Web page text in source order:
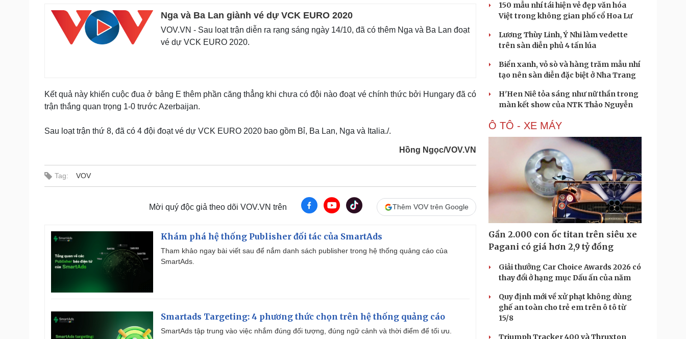
Nga và Ba Lan giành vé dự VCK EURO 2020
VOV.VN - Sau loạt trận diễn ra rạng sáng ngày 14/10, đã có thêm Nga và Ba Lan đoạt
vé dự VCK EURO 2020.
Kết quả này khiến cuộc đua ở bảng E thêm phần căng thẳng khi chưa có đội nào đoạt vé chính thức bởi Hungary đã có
trận thắng quan trọng 1-0 trước Azerbaijan.
Sau loạt trận thứ 8, đã có 4 đội đoạt vé dự VCK EURO 2020 bao gồm Bỉ, Ba Lan, Nga và Italia./.
Hồng Ngọc/VOV.VN
Tag: VOV
Mời quý độc giả theo dõi VOV.VN trên Thêm VOV trên Google
Khám phá hệ thống Publisher đối tác của SmartAds
Tham khảo ngay bài viết sau để nắm danh sách publisher trong hệ thống quảng cáo của
SmartAds.
Smartads Targeting: 4 phương thức chọn trên hệ thống quảng cáo
SmartAds tập trung vào việc nhắm đúng đối tượng, đúng ngữ cảnh và thời điểm để tối ưu.
150 mẫu nhí tái hiện vẻ đẹp văn hóa
Việt trong không gian phố cổ Hoa Lư
Lương Thùy Linh, Ý Nhi làm vedette
trên sàn diễn phủ 4 tấn lúa
Biển xanh, vỏ sò và hàng trăm mẫu nhí
tạo nên sàn diễn đặc biệt ở Nha Trang
H'Hen Niê tỏa sáng như nữ thần trong
màn kết show của NTK Thảo Nguyễn
Ô TÔ - XE MÁY
Gần 2.000 con ốc titan trên siêu xe
Pagani có giá hơn 2,9 tỷ đồng
Giải thưởng Car Choice Awards 2026 có
thay đổi ở hạng mục Dấu ấn của năm
Quy định mới về xử phạt không dùng
ghế an toàn cho trẻ em trên ô tô từ
15/8
Triumph Tracker 400 và Thruxton